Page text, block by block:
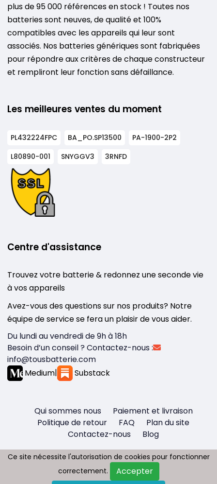
plus de 95 000 références en stock ! Toutes nos
batteries sont neuves, de qualité et 100%
compatibles avec les appareils qui leur sont
associés. Nos batteries génériques sont fabriquées
pour répondre aux critères de chaque constructeur
et rempliront leur fonction sans défaillance.
Les meilleures ventes du moment
PL432224FPC BA_PO.SP13500
PA-1900-2P2
L80890-001
SNYGGV3 3RNFD
Centre d'assistance
Trouvez votre batterie & redonnez une seconde vie
à vos appareils
Avez-vous des questions sur nos produits? Notre
équipe de service se fera un plaisir de vous aider.
Du lundi au vendredi de 9h à 18h
Besoin d’un conseil ? Contactez-nous :
info@tousbatterie.com
Medium| Substack
Qui sommes nous
Paiement et livraison
Politique de retour
FAQ
Plan du site
Contactez-nous
Blog
Copyright © 2026 - Tous droit réservés
Ce site nécessite l'autorisation de cookies pour fonctionner
correctement.
Accepter
Ce site nécessite l'autorisation de cookies pour fonctionner
correctement.
Accepter